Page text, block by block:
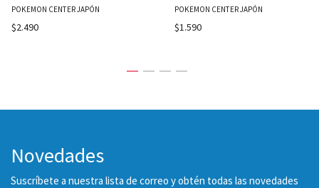
POKEMON CENTER JAPÓN
$2.490
POKEMON CENTER JAPÓN
$1.590
Novedades
Suscríbete a nuestra lista de correo y obtén todas las novedades